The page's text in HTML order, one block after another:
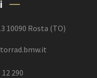
10090 Rosta (TO)
290